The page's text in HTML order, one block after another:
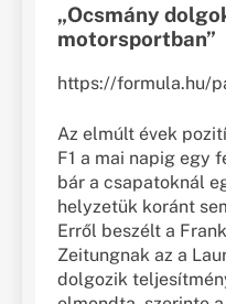
„Ocsmány
motorsportban”
https://formula.hu/
Az elmúlt évek
F1 a mai napig egy
bár a csapatoknál
helyzetük koránt
Erről beszélt a
Zeitungnak az a
dolgozik